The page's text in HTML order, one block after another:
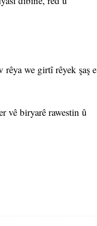
we girtî rêyek şaş e
vê biryarê rawestin û